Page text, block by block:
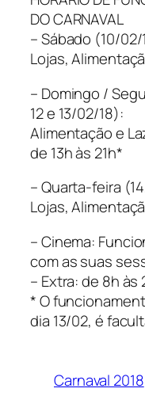
DO CARNAVAL
– Sábado (10/02/
Lojas,
– Domingo /
12 e 13/02/18):
Alimentação e
de 13h às 21h*
– Quarta-feira
Lojas,
– Cinema:
com as suas
– Extra: de 8h
* O
dia 13/02, é
Carnaval 2018